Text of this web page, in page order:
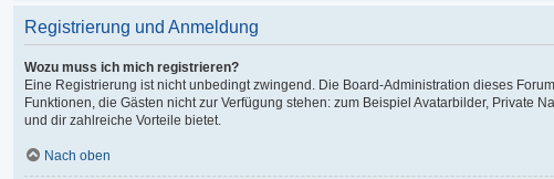
Registrierung und Anmeldung
Wozu muss ich mich registrieren?
Eine Registrierung ist nicht unbedingt zwingend. Die Board-Administration dieses
Funktionen, die Gästen nicht zur Verfügung stehen: zum Beispiel Avatarbilder, Private
und dir zahlreiche Vorteile bietet.
Nach oben